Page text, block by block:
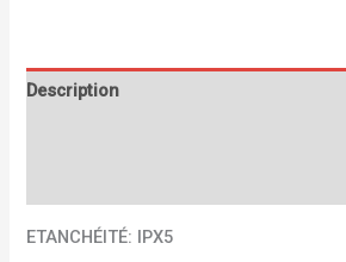
Description
ETANCHÉITÉ: IPX5